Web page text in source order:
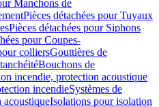
Manchons de
Pièces détachées pour Tuyaux
Pièces détachées pour Siphons
pour Coupes-
colliersGouttières de
Bouchons de
incendie, protection acoustique
incendieSystèmes de
acoustiqueIsolations pour isolation